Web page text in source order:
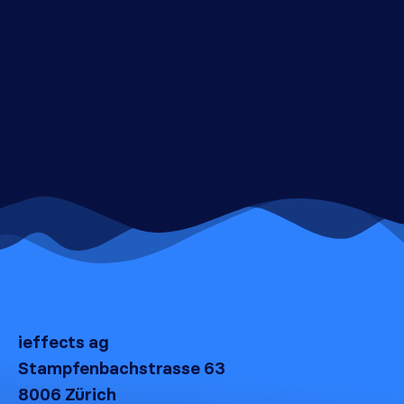
ieffects ag
Stampfenbachstrasse 63
8006 Zürich